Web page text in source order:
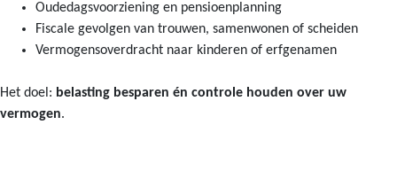
Oudedagsvoorziening en pensioenplanning
Fiscale gevolgen van trouwen, samenwonen of scheiden
Vermogensoverdracht naar kinderen of erfgenamen
Het doel: belasting besparen én controle houden over uw
vermogen.